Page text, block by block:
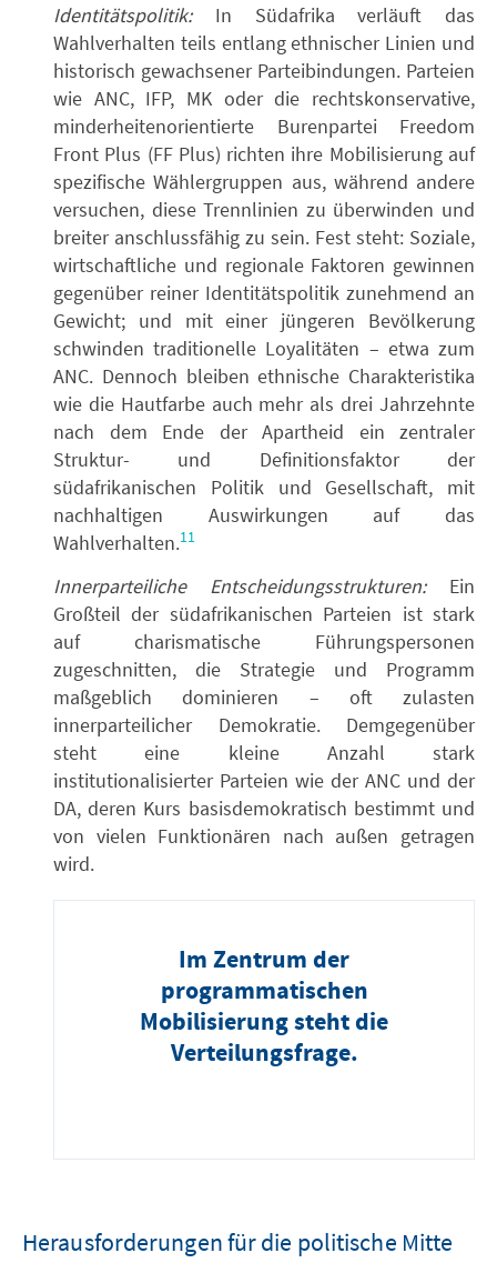
Identitätspolitik:In Südafrika verläuft das
Wahlverhalten teils entlang ethnischer Linien und
historisch gewachsener Parteibindungen. Parteien
wie ANC, IFP, MK oder die rechtskonservative,
minderheitenorientierte Burenpartei Freedom
Front Plus (FF Plus) richten ihre Mobilisierung auf
spezifische Wählergruppen aus, während andere
versuchen, diese Trennlinien zu überwinden und
breiter anschlussfähig zu sein. Fest steht: Soziale,
wirtschaftliche und regionale Faktoren gewinnen
gegenüber reiner Identitätspolitik zunehmend an
Gewicht; und mit einer jüngeren Bevölkerung
schwinden traditionelle Loyalitäten – etwa zum
ANC. Dennoch bleiben ethnische Charakteristika
wie die Hautfarbe auch mehr als drei Jahrzehnte
nach dem Ende der Apartheid ein zentraler
Struktur- und Definitionsfaktor der
südafrikanischen Politik und Gesellschaft, mit
nachhaltigen Auswirkungen auf das
Wahlverhalten.11
Innerparteiliche Entscheidungsstrukturen: Ein
Großteil der südafrikanischen Parteien ist stark
auf charismatische Führungspersonen
zugeschnitten, die Strategie und Programm
maßgeblich dominieren – oft zulasten
innerparteilicher Demokratie. Demgegenüber
steht eine kleine Anzahl stark
institutionalisierter Parteien wie der ANC und der
DA, deren Kurs basisdemokratisch bestimmt und
von vielen Funktionären nach außen getragen
wird.
Im Zentrum der
programmatischen
Mobilisierung steht die
Verteilungsfrage.
Herausforderungen für die politische Mitte